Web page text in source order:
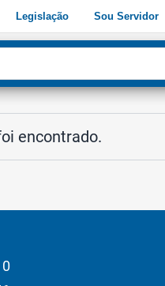
Legislação Sou Servidor
encontrado.